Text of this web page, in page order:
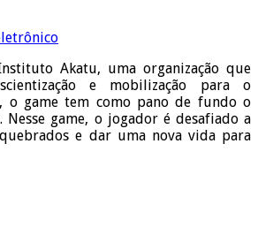
Akatu, uma organização que
e mobilização para o
o game tem como pano de fundo o
game, o jogador é desafiado a
e dar uma nova vida para